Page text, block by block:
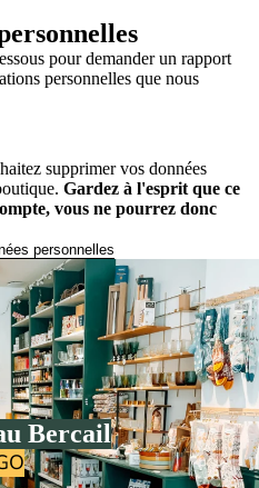
pour demander un rapport
personnelles que nous
supprimer vos données
Gardez à l'esprit que ce
vous ne pourrez donc
personnelles
Bercail
rétractation
vous sera envoyé par e-mail.
à aucun tiers.